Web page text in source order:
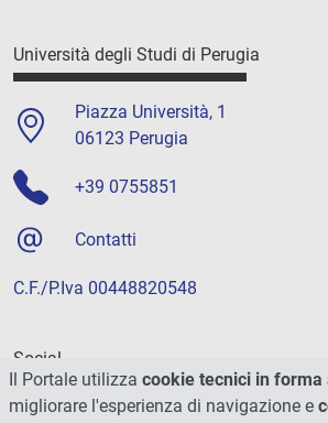
Università degli Studi di Perugia
Piazza Università, 1
06123 Perugia
+39 0755851
Contatti
C.F./P.Iva 00448820548
Social
Il Portale utilizza cookie tecnici in forma
migliorare l'esperienza di navigazione e